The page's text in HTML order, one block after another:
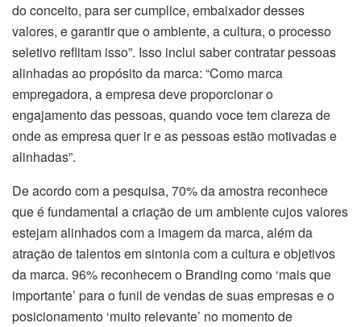
do conceito, para ser cumplice, embaixador desses
valores, e garantir que o ambiente, a cultura, o processo
seletivo reflitam isso”. Isso inclui saber contratar pessoas
alinhadas ao propósito da marca: “Como marca
empregadora, a empresa deve proporcionar o
engajamento das pessoas, quando voce tem clareza de
onde as empresa quer ir e as pessoas estão motivadas e
alinhadas”.
De acordo com a pesquisa, 70% da amostra reconhece
que é fundamental a criação de um ambiente cujos valores
estejam alinhados com a imagem da marca, além da
atração de talentos em sintonia com a cultura e objetivos
da marca. 96% reconhecem o Branding como ‘mais que
importante’ para o funil de vendas de suas empresas e o
posicionamento ‘muito relevante’ no momento de